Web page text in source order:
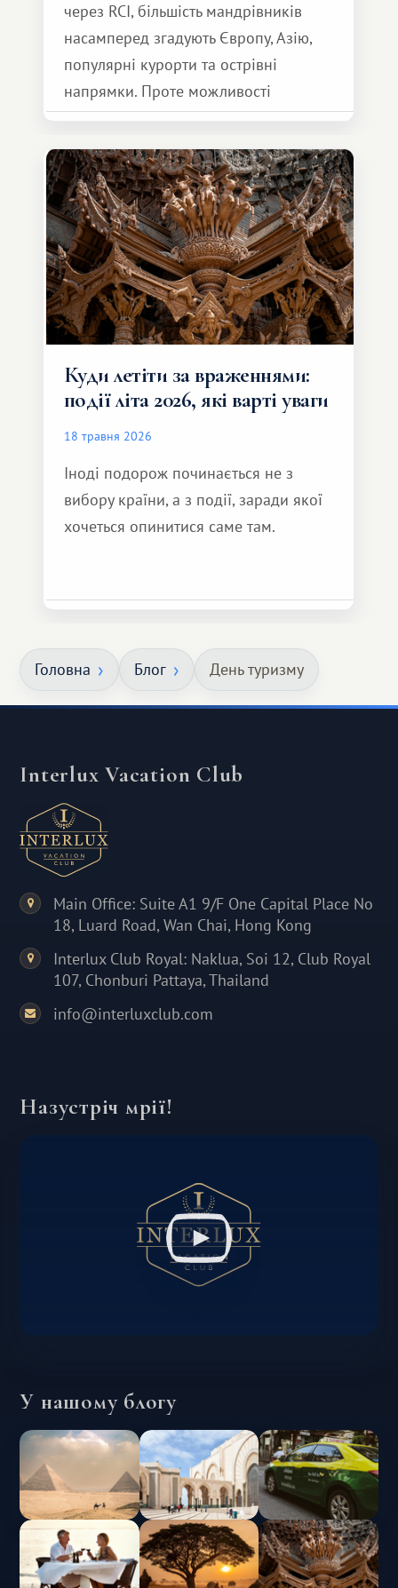
через RCI, більшість мандрівників
насамперед згадують Європу, Азію,
популярні курорти та острівні
напрямки. Проте можливості
обмінної системи значно ширші.
Серед них є і Африка – континент,
який здатний подарувати зовсім
інший формат подорожі.
Куди летіти за враженнями:
події літа 2026, які варті уваги
18 травня 2026
Іноді подорож починається не з
вибору країни, а з події, заради якої
хочеться опинитися саме там.
Головна Блог День туризму
Interlux Vacation Club
Main Office: Suite A1 9/F One Capital Place No
18, Luard Road, Wan Chai, Hong Kong
Interlux Club Royal: Naklua, Soi 12, Club Royal
107, Chonburi Pattaya, Thailand
info@interluxclub.com
Назустріч мрії!
У нашому блогу